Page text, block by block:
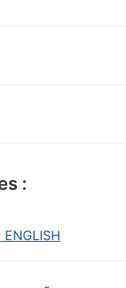
:
ENGLISH